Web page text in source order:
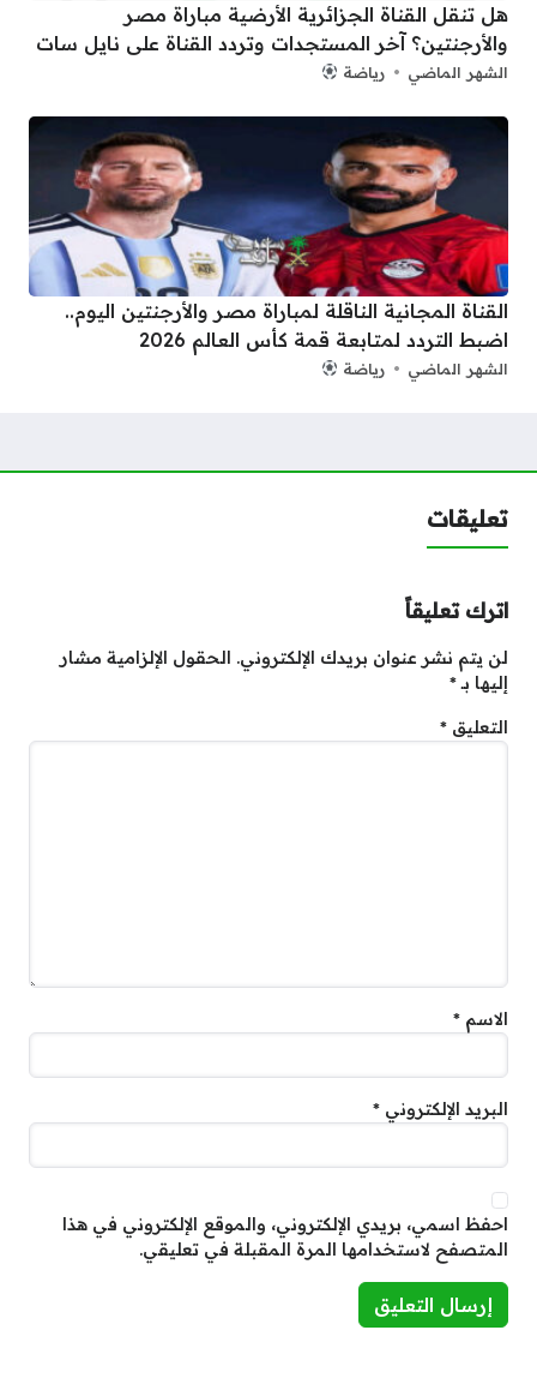
هل تنقل القناة الجزائرية الأرضية مباراة مصر
والأرجنتين؟ آخر المستجدات وتردد القناة على نايل سات
الشهر الماضي رياضة
القناة المجانية الناقلة لمباراة مصر والأرجنتين اليوم..
اضبط التردد لمتابعة قمة كأس العالم 2026
الشهر الماضي رياضة
تعليقات
اترك تعليقاً
لن يتم نشر عنوان بريدك الإلكتروني. الحقول الإلزامية مشار
إليها بـ*
التعليق *
الاسم *
البريد الإلكتروني *
احفظ اسمي، بريدي الإلكتروني، والموقع الإلكتروني في هذا
المتصفح لاستخدامها المرة المقبلة في تعليقي.